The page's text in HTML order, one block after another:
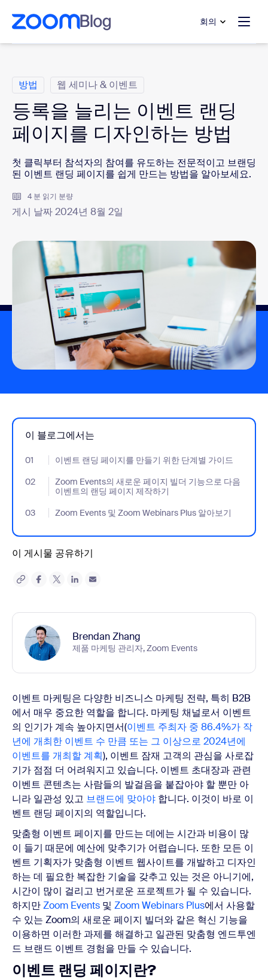
으로 건너뛰기
팅으로 건너뛰기
회의
방법 웹 세미나 & 이벤트
등록을 늘리는 이벤트 랜딩
페이지를 디자인하는 방법
첫 클릭부터 참석자의 참여를 유도하는 전문적이고 브랜딩
된 이벤트 랜딩 페이지를 쉽게 만드는 방법을 알아보세요.
4 분 읽기 분량
게시 날짜 2024년 8월 2일
이 블로그에서는
01 이벤트 랜딩 페이지를 만들기 위한 단계별 가이드
- Jumplink to 이벤트 랜딩 페이지를 만들기 위한 단계별 가이드
02
Zoom Events의 새로운 페이지 빌더 기능으로 다음
이벤트의 랜딩 페이지 제작하기
- Jumplink to Zoom Events의 새로운 페이지 빌더 기능으로 다음
03 Zoom Events 및 Zoom Webinars Plus 알아보기
- Jumplink to Zoom Events 및 Zoom Webinars Plus 알아보기
이 게시물 공유하기
Brendan Zhang
제품 마케팅 관리자, Zoom Events
이벤트 마케팅은 다양한 비즈니스 마케팅 전략, 특히 B2B
에서 매우 중요한 역할을 합니다. 마케팅 채널로서 이벤트
의 인기가 계속 높아지면서(이벤트 주최자 중 86.4%가 작
년에 개최한 이벤트 수 만큼 또는 그 이상으로 2024년에
이벤트를 개최할 계획), 이벤트 잠재 고객의 관심을 사로잡
기가 점점 더 어려워지고 있습니다. 이벤트 초대장과 관련
이벤트 콘텐츠는 사람들의 발걸음을 붙잡아야 할 뿐만 아
니라 일관성 있고 브랜드에 맞아야 합니다. 이것이 바로 이
벤트 랜딩 페이지의 역할입니다.
맞춤형 이벤트 페이지를 만드는 데에는 시간과 비용이 많
이 들기 때문에 예산에 맞추기가 어렵습니다. 또한 모든 이
벤트 기획자가 맞춤형 이벤트 웹사이트를 개발하고 디자인
하는 데 필요한 복잡한 기술을 갖추고 있는 것은 아니기에,
시간이 많이 걸리고 번거로운 프로젝트가 될 수 있습니다.
하지만Zoom Events 및 Zoom Webinars Plus에서 사용할
수 있는 Zoom의 새로운 페이지 빌더와 같은 혁신 기능을
이용하면 이러한 과제를 해결하고 일관된 맞춤형 엔드투엔
드 브랜드 이벤트 경험을 만들 수 있습니다.
이벤트 랜딩 페이지란?